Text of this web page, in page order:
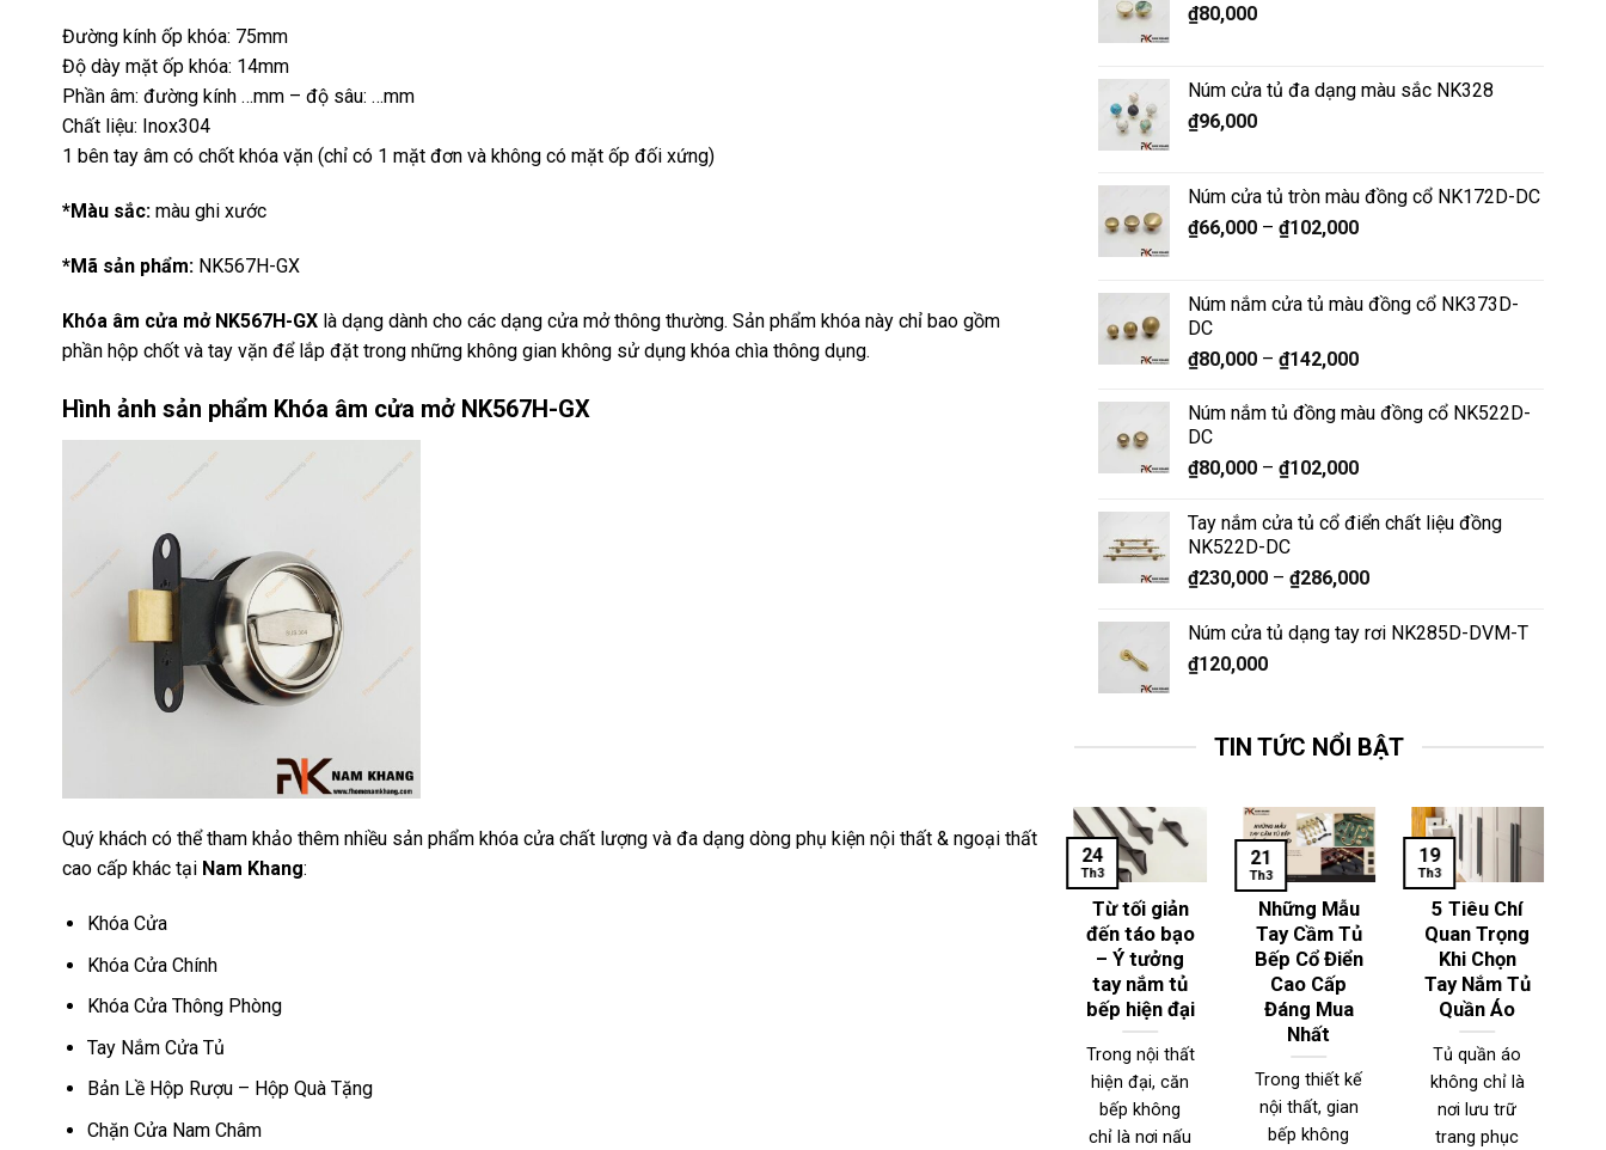
Đường kính ốp khóa: 75mm
Độ dày mặt ốp khóa: 14mm
Phần âm: đường kính …mm – độ sâu: …mm
Chất liệu: Inox304
1 bên tay âm có chốt khóa vặn (chỉ có 1 mặt đơn và không có mặt ốp đối xứng)
*Màu sắc: màu ghi xước
*Mã sản phẩm: NK567H-GX
Khóa âm cửa mở NK567H-GX là dạng dành cho các dạng cửa mở thông thường. Sản phẩm khóa này chỉ bao gồm
phần hộp chốt và tay vặn để lắp đặt trong những không gian không sử dụng khóa chìa thông dụng.
Hình ảnh sản phẩm Khóa âm cửa mở NK567H-GX
Quý khách có thể tham khảo thêm nhiều sản phẩm khóa cửa chất lượng và đa dạng dòng phụ kiện nội thất & ngoại thất
cao cấp khác tại Nam Khang:
Khóa Cửa
Khóa Cửa Chính
Khóa Cửa Thông Phòng
Tay Nắm Cửa Tủ
Bản Lề Hộp Rượu – Hộp Quà Tặng
Chặn Cửa Nam Châm
₫80,000
Núm cửa tủ đa dạng màu sắc NK328
₫96,000
Núm cửa tủ tròn màu đồng cổ NK172D-DC
₫66,000 –₫102,000
Núm nắm cửa tủ màu đồng cổ NK373D-
DC
₫80,000 –₫142,000
Núm nắm tủ đồng màu đồng cổ NK522D-
DC
₫80,000 –₫102,000
Tay nắm cửa tủ cổ điển chất liệu đồng
NK522D-DC
₫230,000 –₫286,000
Núm cửa tủ dạng tay rơi NK285D-DVM-T
₫120,000
TIN TỨC NỔI BẬT
Từ tối giản
đến táo bạo
– Ý tưởng
tay nắm tủ
bếp hiện đại
Trong nội thất
hiện đại, căn
bếp không
chỉ là nơi nấu
24
Th3
Những Mẫu
Tay Cầm Tủ
Bếp Cổ Điển
Cao Cấp
Đáng Mua
Nhất
Trong thiết kế
nội thất, gian
bếp không
21
Th3
5 Tiêu Chí
Quan Trọng
Khi Chọn
Tay Nắm Tủ
Quần Áo
Tủ quần áo
không chỉ là
nơi lưu trữ
trang phục
19
Th3
17